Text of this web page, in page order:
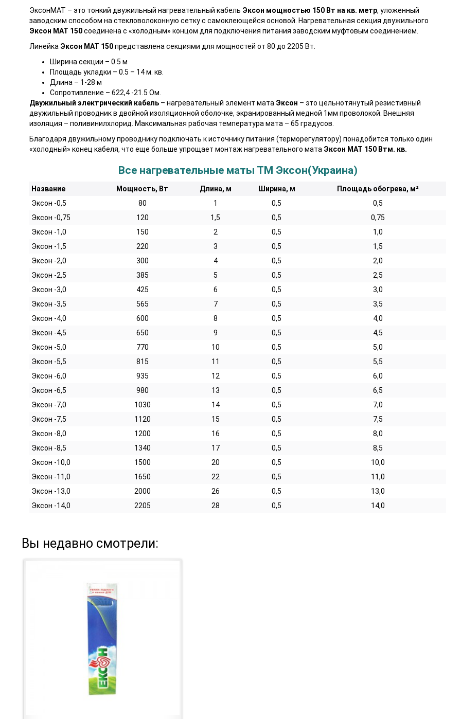
ЭксонМАТ – это тонкий двужильный нагревательный кабель Эксон мощностью 150 Вт на кв. метр, уложенный
заводским способом на стекловолоконную сетку с самоклеющейся основой. Нагревательная секция двужильного
Эксон МАТ 150соединена с «холодным» концом для подключения питания заводским муфтовым соединением.
Линейка Эксон МАТ 150представлена секциями для мощностей от 80 до 2205 Вт.
Ширина секции – 0.5 м
Площадь укладки – 0.5 – 14 м. кв.
Длина – 1-28 м
Сопротивление – 622,4 -21.5 Ом.
Двужильный электрический кабель – нагревательный элемент мата Эксон – это цельнотянутый резистивный
двужильный проводник в двойной изоляционной оболочке, экранированный медной 1мм проволокой. Внешняя
изоляция – поливинилхлорид. Максимальная рабочая температура мата – 65 градусов.
Благодаря двужильному проводнику подключать к источнику питания (терморегулятору) понадобится только один
«холодный» конец кабеля, что еще больше упрощает монтаж нагревательного мата Эксон МАТ 150 Втм. кв.
Все нагревательные маты ТМ Эксон(Украина)
Название Мощность, Вт Длина, м Ширина, м
Площадь обогрева, м²
Эксон -0,5
80 1 0,5
0,5
Эксон -0,75
120 1,5 0,5
0,75
Эксон -1,0
150 2 0,5
1,0
Эксон -1,5
220 3 0,5
1,5
Эксон -2,0
300 4 0,5
2,0
Эксон -2,5
385 5 0,5
2,5
Эксон -3,0
425 6 0,5
3,0
Эксон -3,5
565 7 0,5
3,5
Эксон -4,0
600 8 0,5
4,0
Эксон -4,5
650 9 0,5
4,5
Эксон -5,0
770 10 0,5
5,0
Эксон -5,5
815 11 0,5
5,5
Эксон -6,0
935 12 0,5
6,0
Эксон -6,5
980 13 0,5
6,5
Эксон -7,0
1030 14 0,5
7,0
Эксон -7,5
1120 15 0,5
7,5
Эксон -8,0
1200 16 0,5
8,0
Эксон -8,5
1340 17 0,5
8,5
Эксон -10,0
1500 20 0,5
10,0
Эксон -11,0
1650 22 0,5
11,0
Эксон -13,0
2000 26 0,5
13,0
Эксон -14,0
2205 28 0,5 14,0
Вы недавно смотрели: